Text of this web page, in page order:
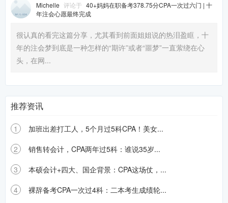
Michelle 评论于 40+妈妈在职备考378.75分CPA一次过六门 | 十
年注会心愿最终完成
很认真的看完这篇分享，尤其看到前面姐姐说的热泪盈眶，十
年的注会梦到底是一种怎样的“期许”或者“噩梦”一直萦绕在心
头，在网...
推荐资讯
1
加班出差打工人，5个月过5科CPA！美女...
2
销售转会计，CPA两年过5科：谁说35岁...
3
本硕会计+四大、国企背景：CPA这场仗，...
4
裸辞备考CPA一次过4科：二本考生成绩轮...